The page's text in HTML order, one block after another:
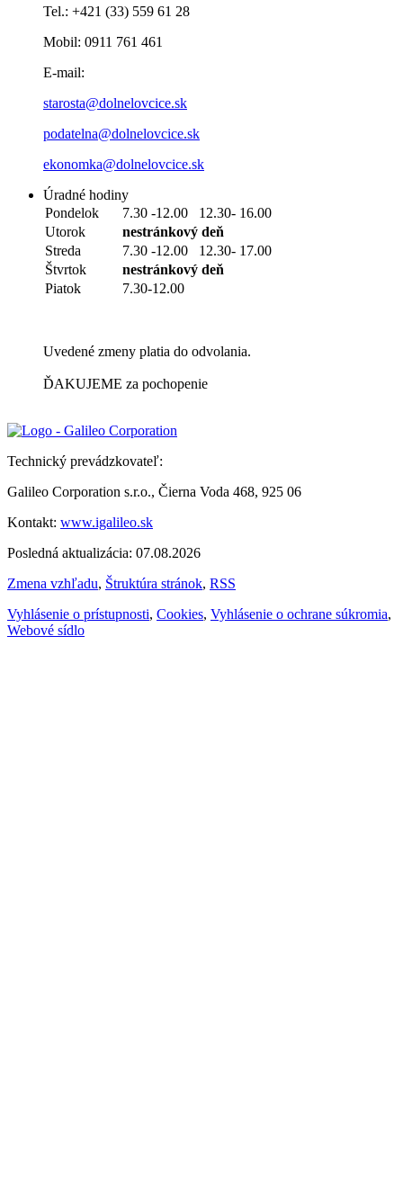
Tel.: +421 (33) 559 61 28
Mobil: 0911 761 461
E-mail:
starosta@dolnelovcice.sk
podatelna@dolnelovcice.sk
ekonomka@dolnelovcice.sk
Úradné hodiny
Pondelok
7.30 -12.00 12.30- 16.00
Utorok
nestránkový deň
Streda
7.30 -12.00 12.30- 17.00
Štvrtok
nestránkový deň
Piatok
7.30-12.00
Uvedené zmeny platia do odvolania.
ĎAKUJEME za pochopenie
Technický prevádzkovateľ:
Galileo Corporation s.r.o., Čierna Voda 468, 925 06
Kontakt: www.igalileo.sk
Posledná aktualizácia: 07.08.2026
Zmena vzhľadu, Štruktúra stránok, RSS
Vyhlásenie o prístupnosti, Cookies, Vyhlásenie o ochrane súkromia,
Webové sídlo